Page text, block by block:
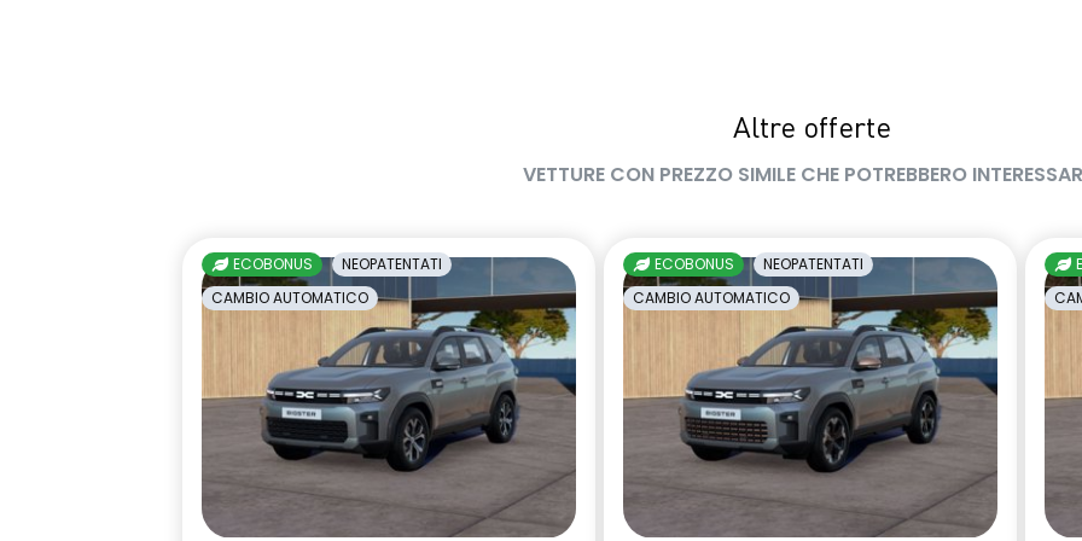
digitale
incluso per 5 anni
Pacchetto Remote Control,
incluso per 5 anni
predisposizione alcolock / alcol
interlock
privacy glass
retrovisore interno fotocromatico
retrovisori esterni richiudibili
elettricamente
sedile passeggero regolabile in
altezza
sedili posteriori ripiegabili 1/3 - 2/3
sellerie in tessuto nero melange e
tessuto nero titanio con
impunture giallo fresh
shark antenna
sistema di controllo della
sistema di frenata d'emergenza
volante in pelle
Altre offerte
VETTURE CON PREZZO SIMILE CHE POTREBBERO
ECOBONUS
NEOPATENTATI
CAMBIO AUTOMATICO
ECOBONUS
NEOPATENTATI
CAMBIO AUTOMATICO